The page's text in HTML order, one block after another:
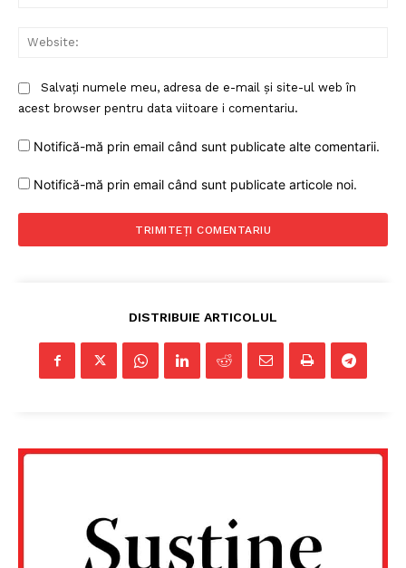
Salvați numele meu, adresa de e-mail și site-ul web în
acest browser pentru data viitoare i comentariu.
Notifică-mă prin email când sunt publicate alte comentarii.
Notifică-mă prin email când sunt publicate articole noi.
DISTRIBUIE ARTICOLUL